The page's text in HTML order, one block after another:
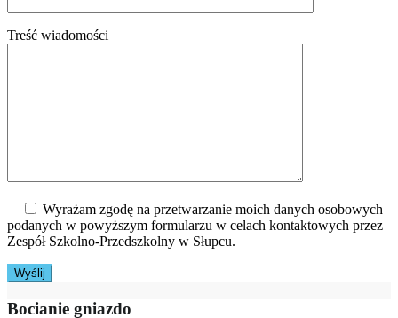
Treść wiadomości
Wyrażam zgodę na przetwarzanie moich danych osobowych
podanych w powyższym formularzu w celach kontaktowych przez
Zespół Szkolno-Przedszkolny w Słupcu.
Bocianie gniazdo